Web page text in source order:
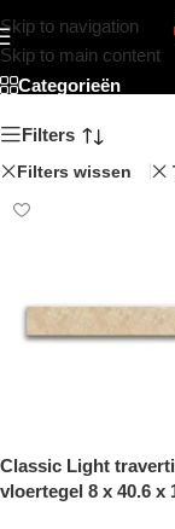
Skip to navigation
Skip to main content
Categorieën
Filters
Filters wissen
Classic Light
vloertegel 8 x 40.6 x